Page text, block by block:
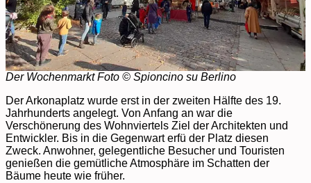
Der Wochenmarkt Foto © Spioncino su Berlino
Der Arkonaplatz wurde erst in der zweiten Hälfte des 19.
Jahrhunderts angelegt. Von Anfang an war die
Verschönerung des Wohnviertels Ziel der Architekten und
Entwickler. Bis in die Gegenwart erfü der Platz diesen
Zweck. Anwohner, gelegentliche Besucher und Touristen
genießen die gemütliche Atmosphäre im Schatten der
Bäume heute wie früher.